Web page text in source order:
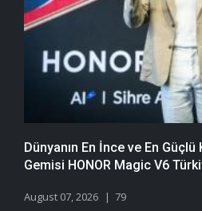
Dünyanın En İnce ve En
Gemisi HONOR Magic V6
August 07, 2026 79